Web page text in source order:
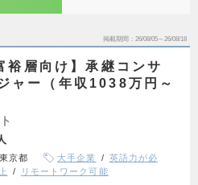
掲載期間 26/08/05～26/08/18
裕層向け】承継コンサ
ャー（年収1038万円～
東京都 大手企業
英語力が必
リモートワーク可能